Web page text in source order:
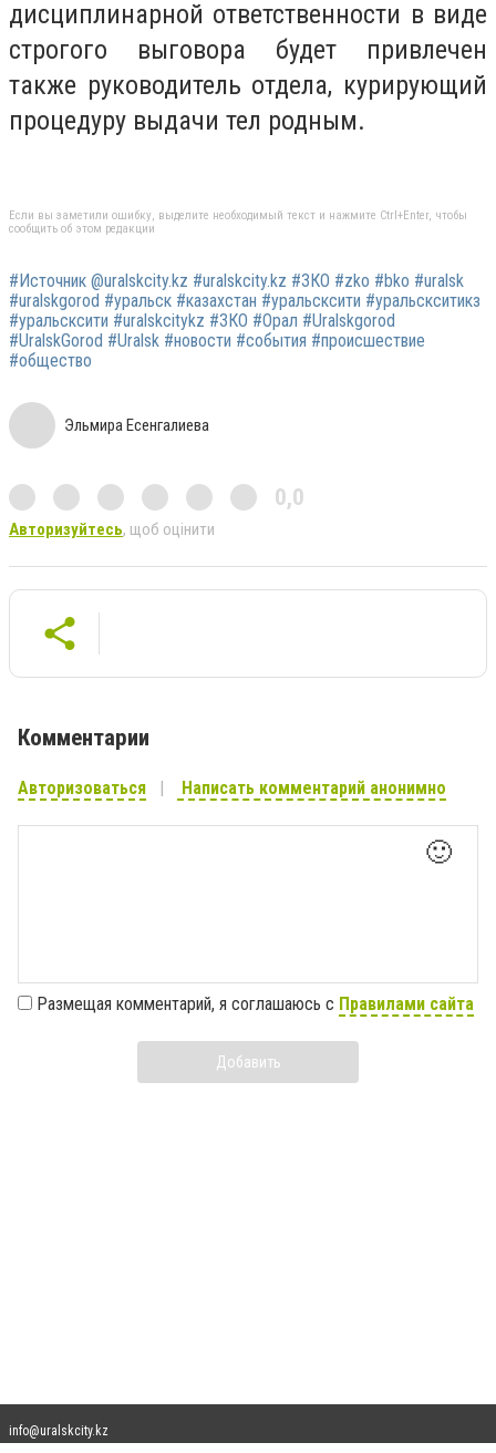
дисциплинарной ответственности в виде
строгого выговора будет привлечен
также руководитель отдела, курирующий
процедуру выдачи тел родным.
Если вы заметили ошибку, выделите необходимый текст и нажмите Ctrl+Enter, чтобы
сообщить об этом редакции
#Источник @uralskcity.kz #uralskcity.kz #ЗКО #zko #bko #uralsk
#uralskgorod #уральск #казахстан #уральсксити #уральскситикз
#уральсксити #uralskcitykz #ЗКО #Орал #Uralskgorod
#UralskGorod #Uralsk #новости #события #происшествие
#общество
Эльмира Есенгалиева
0,0
Авторизуйтесь, щоб оцінити
Комментарии
Авторизоваться Написать комментарий анонимно
🙂
Размещая комментарий, я соглашаюсь с Правилами сайта
Добавить
info@uralskcity.kz